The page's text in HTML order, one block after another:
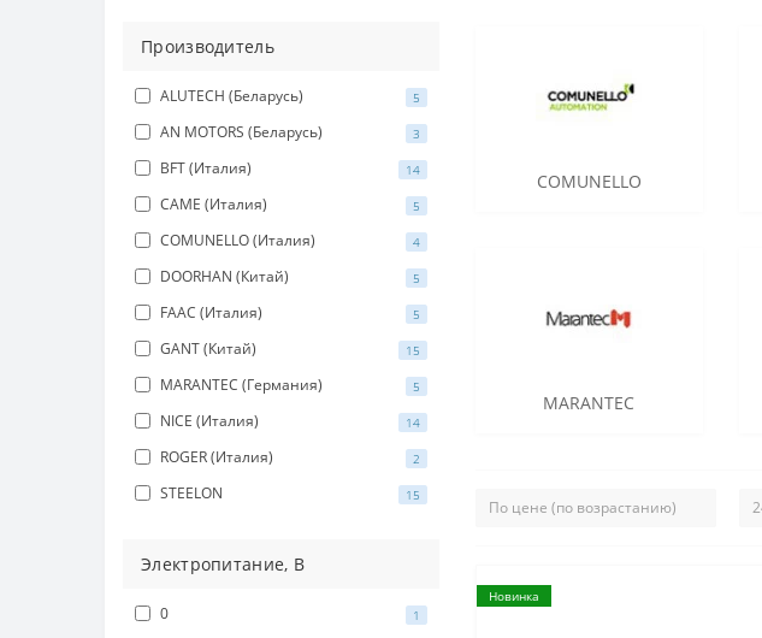
Производитель
ALUTECH (Беларусь) 5
AN MOTORS (Беларусь) 3
BFT (Италия) 14
CAME (Италия) 5
COMUNELLO (Италия) 4
DOORHAN (Китай) 5
FAAC (Италия) 5
GANT (Китай) 15
MARANTEC (Германия) 5
NICE (Италия) 14
ROGER (Италия) 2
STEELON 15
Электропитание, В
0 1
COMUNELLO
MARANTEC
Новинка